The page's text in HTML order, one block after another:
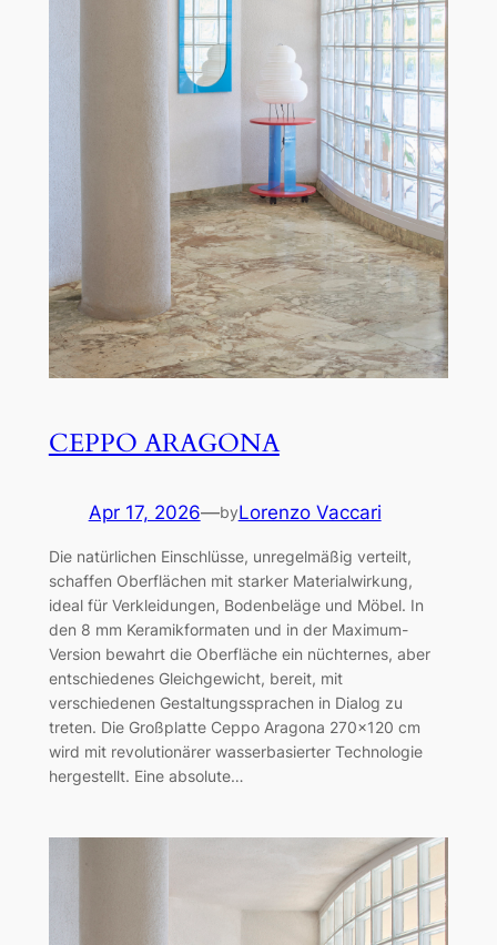
CEPPO ARAGONA
Apr 17, 2026—byLorenzo Vaccari
Die natürlichen Einschlüsse, unregelmäßig verteilt,
schaffen Oberflächen mit starker Materialwirkung,
ideal für Verkleidungen, Bodenbeläge und Möbel. In
den 8 mm Keramikformaten und in der Maximum-
Version bewahrt die Oberfläche ein nüchternes, aber
entschiedenes Gleichgewicht, bereit, mit
verschiedenen Gestaltungssprachen in Dialog zu
treten. Die Großplatte Ceppo Aragona 270×120 cm
wird mit revolutionärer wasserbasierter Technologie
hergestellt. Eine absolute…